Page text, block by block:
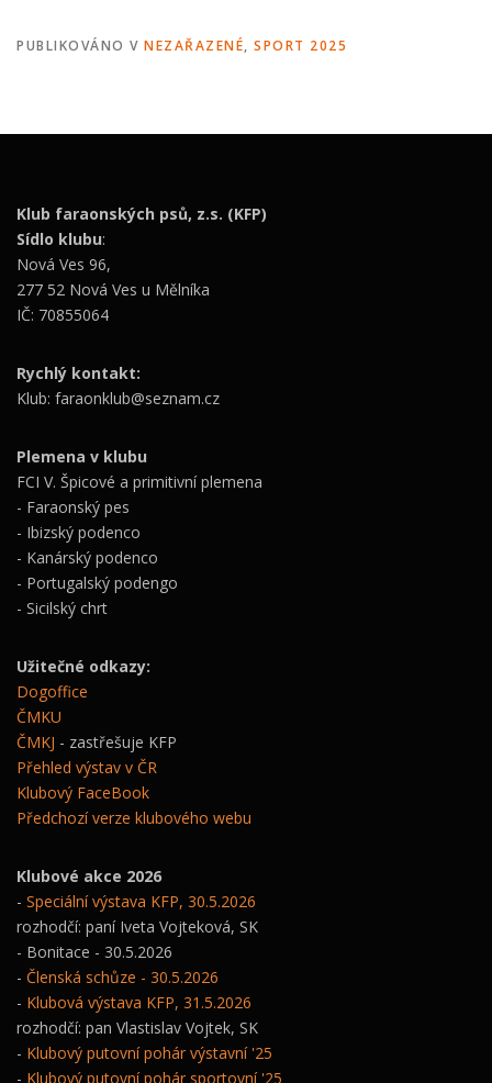
PUBLIKOVÁNO V NEZAŘAZENÉ, SPORT 2025
Klub faraonských psů, z.s. (KFP)
Sídlo klubu:
Nová Ves 96,
277 52 Nová Ves u Mělníka
IČ: 70855064
Rychlý kontakt:
Klub: faraonklub@seznam.cz
Plemena v klubu
FCI V. Špicové a primitivní plemena
- Faraonský pes
- Ibizský podenco
- Kanárský podenco
- Portugalský podengo
- Sicilský chrt
Užitečné odkazy:
Dogoffice
ČMKU
ČMKJ - zastřešuje KFP
Přehled výstav v ČR
Klubový FaceBook
Předchozí verze klubového webu
Klubové akce 2026
- Speciální výstava KFP, 30.5.2026
rozhodčí: paní Iveta Vojteková, SK
- Bonitace - 30.5.2026
- Členská schůze - 30.5.2026
- Klubová výstava KFP, 31.5.2026
rozhodčí: pan Vlastislav Vojtek, SK
- Klubový putovní pohár výstavní '25
- Klubový putovní pohár sportovní '25